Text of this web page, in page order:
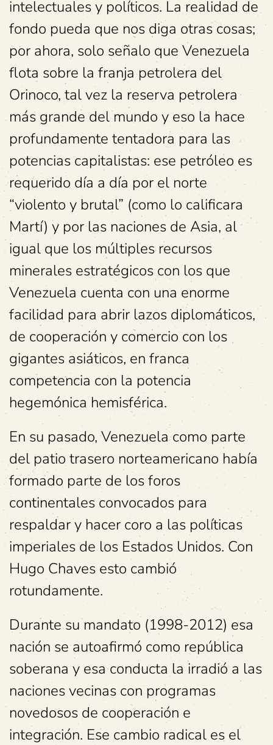
intelectuales y políticos. La realidad de
fondo pueda que nos diga otras cosas;
por ahora, solo señalo que Venezuela
flota sobre la franja petrolera del
Orinoco, tal vez la reserva petrolera
más grande del mundo y eso la hace
profundamente tentadora para las
potencias capitalistas: ese petróleo es
requerido día a día por el norte
“violento y brutal” (como lo calificara
Martí) y por las naciones de Asia, al
igual que los múltiples recursos
minerales estratégicos con los que
Venezuela cuenta con una enorme
facilidad para abrir lazos diplomáticos,
de cooperación y comercio con los
gigantes asiáticos, en franca
competencia con la potencia
hegemónica hemisférica.
En su pasado, Venezuela como parte
del patio trasero norteamericano había
formado parte de los foros
continentales convocados para
respaldar y hacer coro a las políticas
imperiales de los Estados Unidos. Con
Hugo Chaves esto cambió
rotundamente.
Durante su mandato (1998-2012) esa
nación se autoafirmó como república
soberana y esa conducta la irradió a las
naciones vecinas con programas
novedosos de cooperación e
integración. Ese cambio radical es el